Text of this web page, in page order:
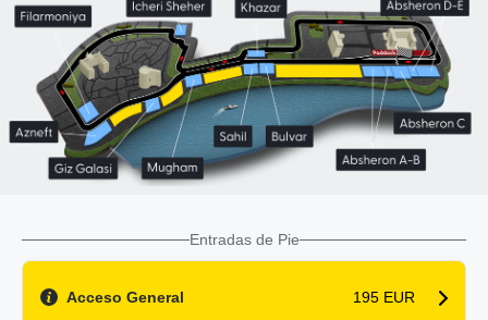
Entradas de Pie
Acceso General 195 EUR